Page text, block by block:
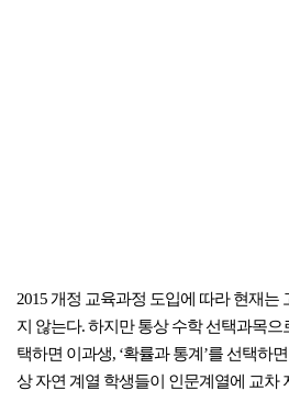
2015 개정 교육과정 도입에 따라 현재는
지 않는다. 하지만 통상 수학 선택과목으
택하면 이과생, ‘확률과 통계’를 선택하
상 자연 계열 학생들이 인문계열에 교차